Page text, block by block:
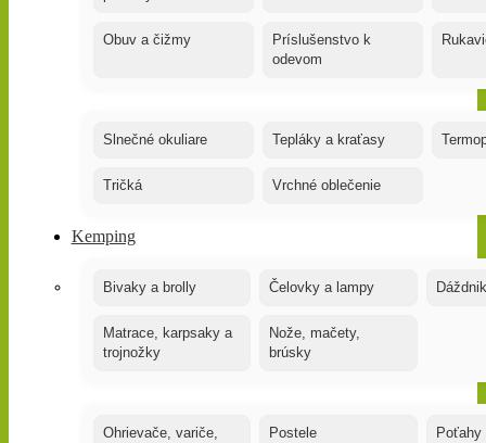
Obuv a čižmy
Príslušenstvo k
odevom
Slnečné okuliare Tepláky a kraťasy
Tričká Vrchné oblečenie
Kemping
Bivaky a brolly Čelovky a lampy
Matrace, karpsaky a
trojnožky
Nože, mačety,
brúsky
Ohrievače, variče,
Postele Poťahy